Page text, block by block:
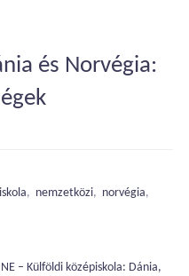
és Norvégia:
, nemzetközi, norvégia,
– Külföldi középiskola: Dánia,